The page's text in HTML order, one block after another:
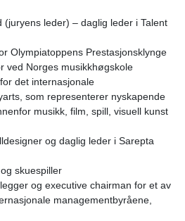
(juryens leder) – daglig leder i Talent
Olympiatoppens Prestasjonsklynge
ved Norges musikkhøgskole
det internasjonale
som representerer nyskapende
musikk, film, spill, visuell kunst
og daglig leder i Sarepta
skuespiller
og executive chairman for et av
managementbyråene,